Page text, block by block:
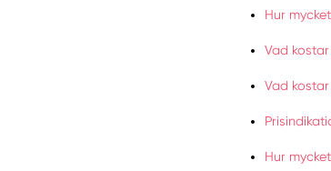
Hur
Vad
Vad
Hur